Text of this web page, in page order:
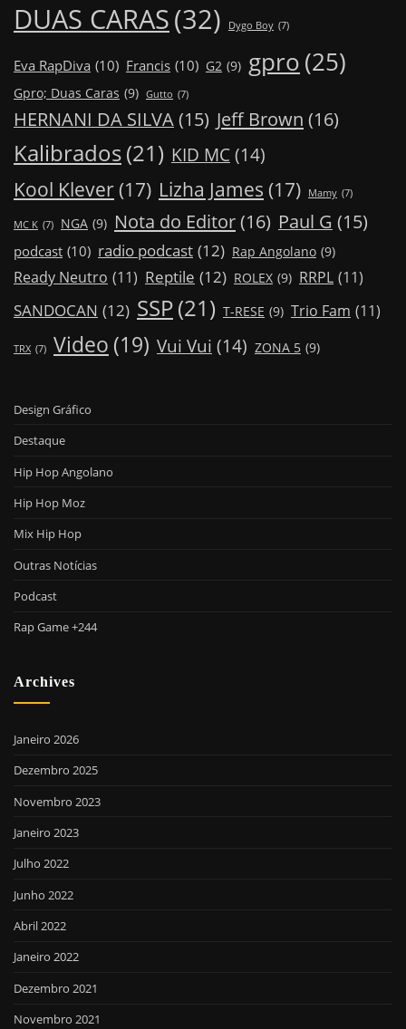
DUAS CARAS(32) Dygo Boy (7)
Eva RapDiva (10) Francis (10) G2 (9) gpro(25)
Gpro; Duas Caras (9) Gutto (7)
HERNANI DA SILVA(15) Jeff Brown (16)
Kalibrados(21) KID MC (14)
Kool Klever (17) Lizha James (17) Mamy (7)
MC K (7) NGA (9) Nota do Editor(16) Paul G (15)
podcast (10) radio podcast (12) Rap Angolano (9)
Ready Neutro (11) Reptile (12) ROLEX (9) RRPL (11)
SANDOCAN (12) SSP(21) T-RESE (9) Trio Fam (11)
TRX (7) Video (19) Vui Vui (14) ZONA 5 (9)
Design Gráfico
Destaque
Hip Hop Angolano
Hip Hop Moz
Mix Hip Hop
Outras Notícias
Podcast
Rap Game +244
Archives
Janeiro 2026
Dezembro 2025
Novembro 2023
Janeiro 2023
Julho 2022
Junho 2022
Abril 2022
Janeiro 2022
Dezembro 2021
Novembro 2021